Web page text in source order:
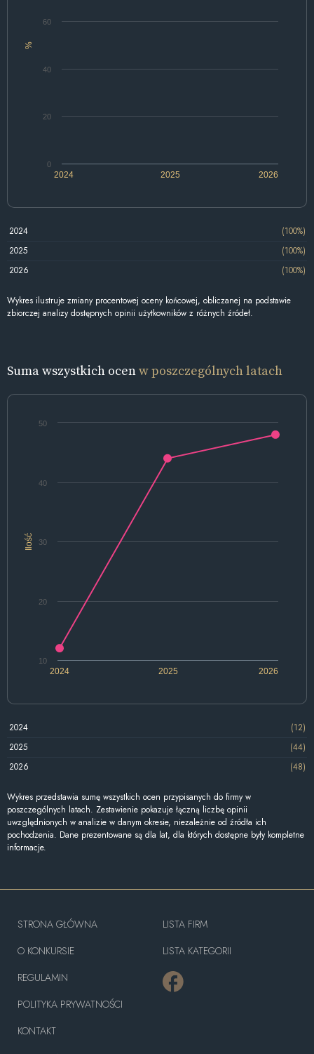
%
2024 2025 2026
0
20
40
60
2024
(100%)
2025
(100%)
2026
(100%)
Wykres ilustruje zmiany procentowej oceny końcowej, obliczanej na podstawie
zbiorczej analizy dostępnych opinii użytkowników z różnych źródeł.
Suma wszystkich ocenw poszczególnych latach
Ilość
2024 2025 2026
10
20
30
40
50
2024
(12)
2025
(44)
2026
(48)
Wykres przedstawia sumę wszystkich ocen przypisanych do firmy w
poszczególnych latach. Zestawienie pokazuje łączną liczbę opinii
uwzględnionych w analizie w danym okresie, niezależnie od źródła ich
pochodzenia. Dane prezentowane są dla lat, dla których dostępne były kompletne
informacje.
STRONA GŁÓWNA
O KONKURSIE
REGULAMIN
POLITYKA PRYWATNOŚCI
KONTAKT
LISTA FIRM
LISTA KATEGORII